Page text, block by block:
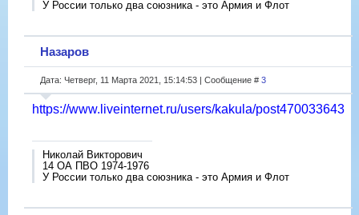
У России только два союзника - это Армия и Флот
Назаров
Дата: Четверг, 11 Марта 2021, 15:14:53 | Сообщение # 3
https://www.liveinternet.ru/users/kakula/post470033643
Николай Викторович
14 ОА ПВО 1974-1976
У России только два союзника - это Армия и Флот